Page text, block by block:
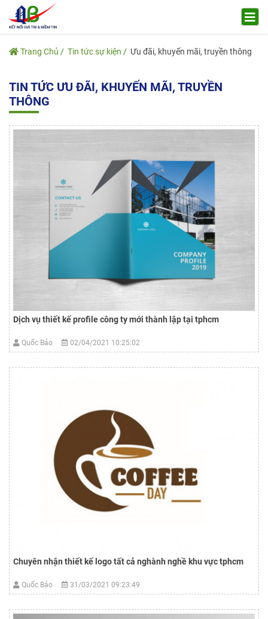
Trang Chủ Tin tức sự kiện Ưu đãi, khuyến mãi, truyền thông
TIN TỨC ƯU ĐÃI, KHUYẾN MÃI, TRUYỀN
THÔNG
Dịch vụ thiết kế profile công ty mới thành lập tại tphcm
Quốc Bảo 02/04/2021 10:25:02
Chuyên nhận thiết kế logo tất cả nghành nghề khu vực tphcm
Quốc Bảo 31/03/2021 09:23:49